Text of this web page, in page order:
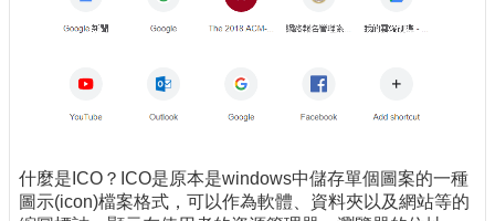
產
業
專
什麼是ICO？ICO是原本是windows中儲存單個圖案的一種
圖示(icon)檔案格式，可以作為軟體、資料夾以及網站等的